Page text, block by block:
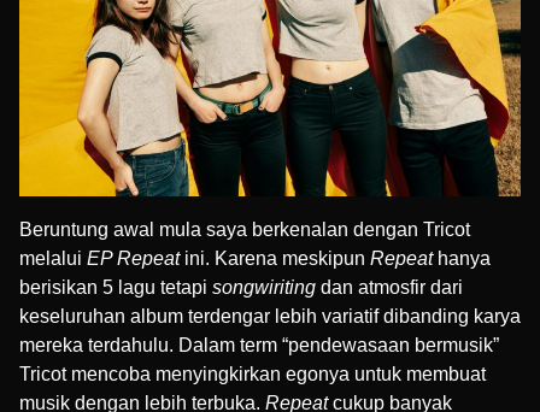
Beruntung awal mula saya berkenalan dengan Tricot
melalui EP Repeatini. Karena meskipun Repeathanya
berisikan 5 lagu tetapi songwiriting dan atmosfir dari
keseluruhan album terdengar lebih variatif dibanding karya
mereka terdahulu. Dalam term “pendewasaan bermusik”
Tricot mencoba menyingkirkan egonya untuk membuat
musik dengan lebih terbuka. Repeatcukup banyak